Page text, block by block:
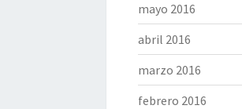
mayo 2016
abril 2016
marzo 2016
febrero 2016